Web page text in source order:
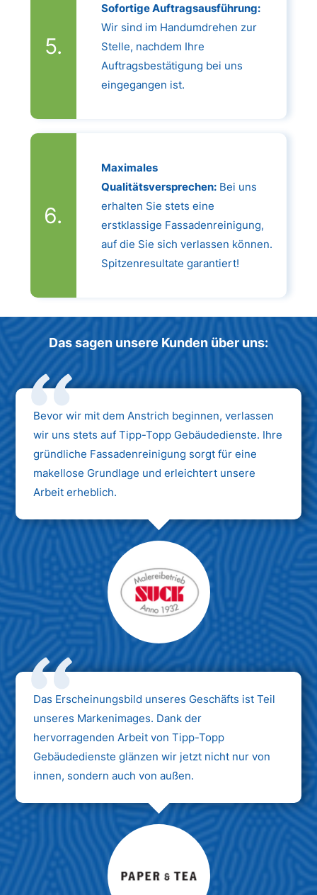
Sofortige Auftragsausführung:
Wir sind im Handumdrehen zur
Stelle, nachdem Ihre
Auftragsbestätigung bei uns
eingegangen ist.
Maximales
Qualitätsversprechen:Bei uns
erhalten Sie stets eine
erstklassige Fassadenreinigung,
auf die Sie sich verlassen können.
Spitzenresultate garantiert!
Das sagen unsere Kunden über uns:
Bevor wir mit dem Anstrich beginnen, verlassen
wir uns stets auf Tipp-Topp Gebäudedienste. Ihre
gründliche Fassadenreinigung sorgt für eine
makellose Grundlage und erleichtert unsere
Arbeit erheblich.
Das Erscheinungsbild unseres Geschäfts ist Teil
unseres Markenimages. Dank der
hervorragenden Arbeit von Tipp-Topp
Gebäudedienste glänzen wir jetzt nicht nur von
innen, sondern auch von außen.